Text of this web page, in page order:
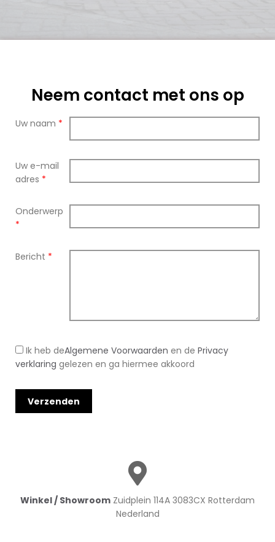
Neem contact met ons op
Uw naam *
Uw e-mail
adres *
Onderwerp
*
Bericht *
Ik heb deAlgemene Voorwaarden en de Privacy
verklaring gelezen en ga hiermee akkoord
Winkel / Showroom Zuidplein 114A 3083CX Rotterdam
Nederland